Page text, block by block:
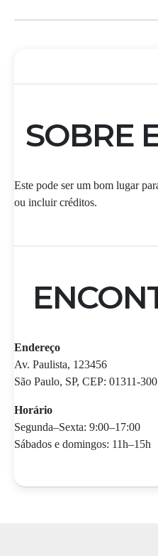
SOBRE
Este pode ser um bom lugar
ou incluir créditos.
Endereço
Av. Paulista, 123456
São Paulo, SP, CEP: 01311-300
Horário
Segunda–Sexta: 9:00–17:00
Sábados e domingos: 11h–15h